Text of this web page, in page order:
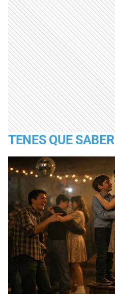
TENES QUE SABER